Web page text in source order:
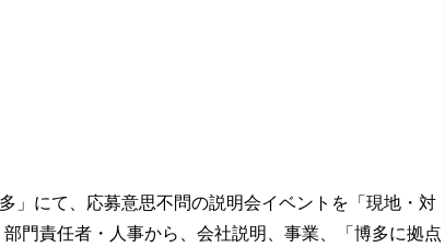
」にて、応募意思不問の説明会イベントを「現地・対
門責任者・人事から、会社説明、事業、「博多に拠点